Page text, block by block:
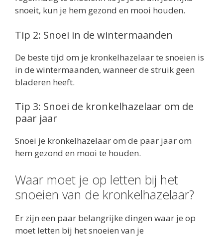
snoeit, kun je hem gezond en mooi houden.
Tip 2: Snoei in de wintermaanden
De beste tijd om je kronkelhazelaar te snoeien is
in de wintermaanden, wanneer de struik geen
bladeren heeft.
Tip 3: Snoei de kronkelhazelaar om de
paar jaar
Snoei je kronkelhazelaar om de paar jaar om
hem gezond en mooi te houden.
Waar moet je op letten bij het
snoeien van de kronkelhazelaar?
Er zijn een paar belangrijke dingen waar je op
moet letten bij het snoeien van je